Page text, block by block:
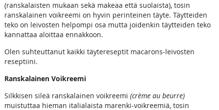
(ranskalaisten mukaan sekä makeaa että suolaista), tosin
ranskalainen voikreemi on hyvin perinteinen täyte. Täytteiden
teko on leivosten helpompi osa mutta joidenkin täytteiden teko
kannattaa aloittaa ennakkoon.
Olen suhteuttanut kaikki täytereseptit macarons-leivosten
reseptiini.
Ranskalainen Voikreemi
Silkkisen sileä ranskalainen voikreemi (crème au beurre)
muistuttaa hieman italialaista marenki-voikreemiä, tosin